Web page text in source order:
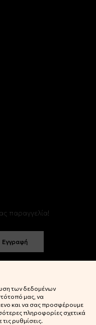
παραγγελία!
Εγγραφή
rights reserved.
των δεδομένων
μας, να
και να σας προσφέρουμε
πληροφορίες σχετικά
ρυθμίσεις.